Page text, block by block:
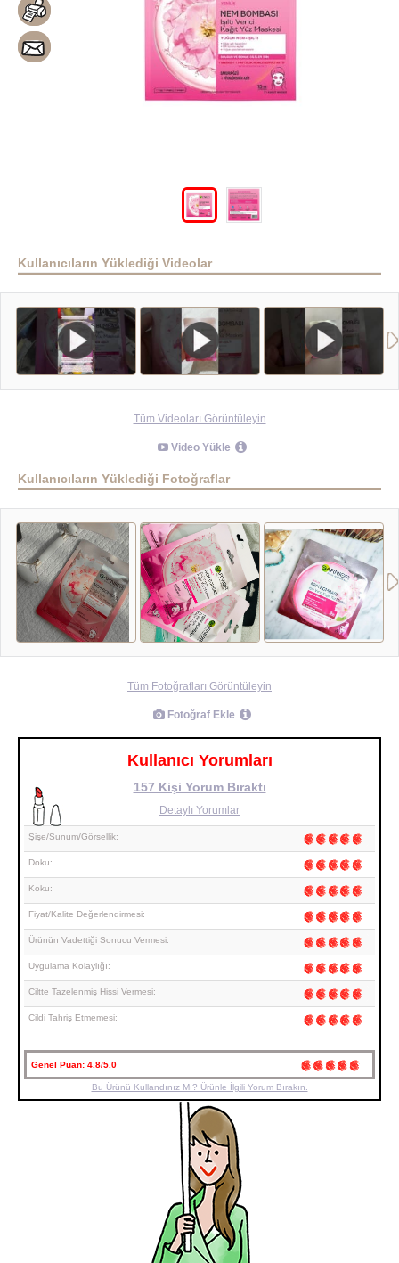
Kullanıcıların Yüklediği Videolar
Tüm Videoları Görüntüleyin
Video Yükle
Kullanıcıların Yüklediği Fotoğraflar
Tüm Fotoğrafları Görüntüleyin
Fotoğraf Ekle
Kullanıcı Yorumları
157 Kişi Yorum Bıraktı
Detaylı Yorumlar
Şişe/Sunum/Görsellik:
Doku:
Koku:
Fiyat/Kalite Değerlendirmesi:
Ürünün Vadettiği Sonucu Vermesi:
Uygulama Kolaylığı:
Ciltte Tazelenmiş Hissi Vermesi:
Cildi Tahriş Etmemesi:
Genel Puan: 4.8/5.0
Bu Ürünü Kullandınız Mı? Ürünle İlgili Yorum Bırakın.